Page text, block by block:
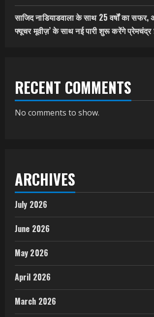
साजिद नाडियाडवाला के साथ 25 वर्षों का
फ्यूचर मूवीज़’ के साथ नई पारी शुरू करेंगे प्रेमचंद्र
RECENT COMMENTS
No comments to show.
ARCHIVES
July 2026
June 2026
May 2026
April 2026
March 2026